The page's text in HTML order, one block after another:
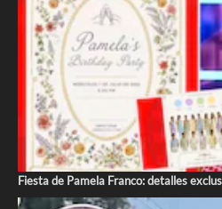
Fiesta de Pamela Franco: detalles